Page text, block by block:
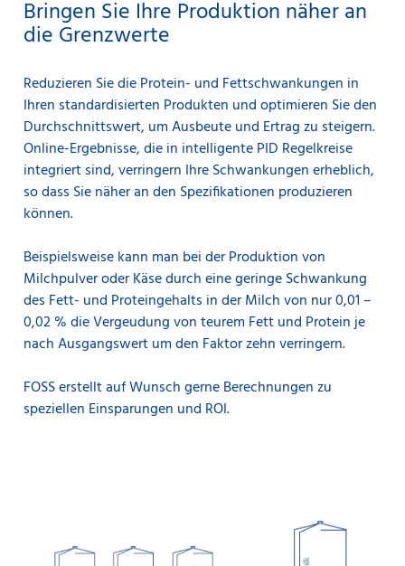
Bringen Sie Ihre Produktion näher an
die Grenzwerte
Reduzieren Sie die Protein- und Fettschwankungen in
Ihren standardisierten Produkten und optimieren Sie den
Durchschnittswert, um Ausbeute und Ertrag zu steigern.
Online-Ergebnisse, die in intelligente PID Regelkreise
integriert sind, verringern Ihre Schwankungen erheblich,
so dass Sie näher an den Spezifikationen produzieren
können.
Beispielsweise kann man bei der Produktion von
Milchpulver oder Käse durch eine geringe Schwankung
des Fett- und Proteingehalts in der Milch von nur 0,01 –
0,02 % die Vergeudung von teurem Fett und Protein je
nach Ausgangswert um den Faktor zehn verringern.
FOSS erstellt auf Wunsch gerne Berechnungen zu
speziellen Einsparungen und ROI.